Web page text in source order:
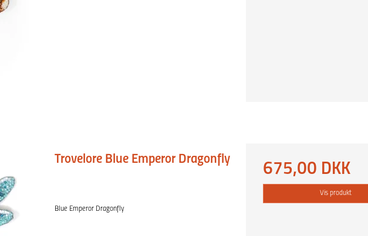
Trovelore Blue Emperor Dragonfly
Blue Emperor Dragonfly
675,00 DKK
Vis produkt